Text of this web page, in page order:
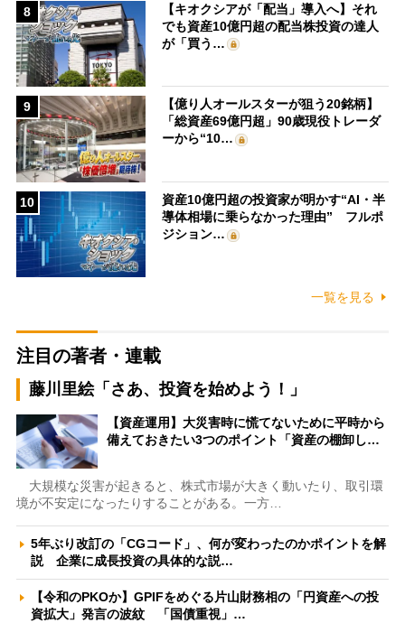
8
【キオクシアが「配当」導入へ】それ
でも資産10億円超の配当株投資の達人
が「買う…
9
【億り人オールスターが狙う20銘柄】
「総資産69億円超」90歳現役トレーダ
ーから“10…
10
資産10億円超の投資家が明かす“AI・半
導体相場に乗らなかった理由” フルポ
ジション…
一覧を見る
注目の著者・連載
藤川里絵「さあ、投資を始めよう！」
【資産運用】大災害時に慌てないために平時から
備えておきたい3つのポイント「資産の棚卸し…
大規模な災害が起きると、株式市場が大きく動いたり、取引環
境が不安定になったりすることがある。一方…
5年ぶり改訂の「CGコード」、何が変わったのかポイントを解
説 企業に成長投資の具体的な説…
【令和のPKOか】GPIFをめぐる片山財務相の「円資産への投
資拡大」発言の波紋 「国債重視」…